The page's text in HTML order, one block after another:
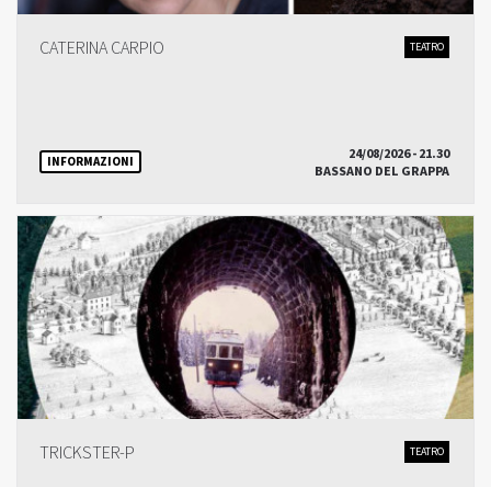
CATERINA CARPIO TEATRO
INFORMAZIONI
24/08/2026 - 21.30
BASSANO DEL GRAPPA
TRICKSTER-P TEATRO